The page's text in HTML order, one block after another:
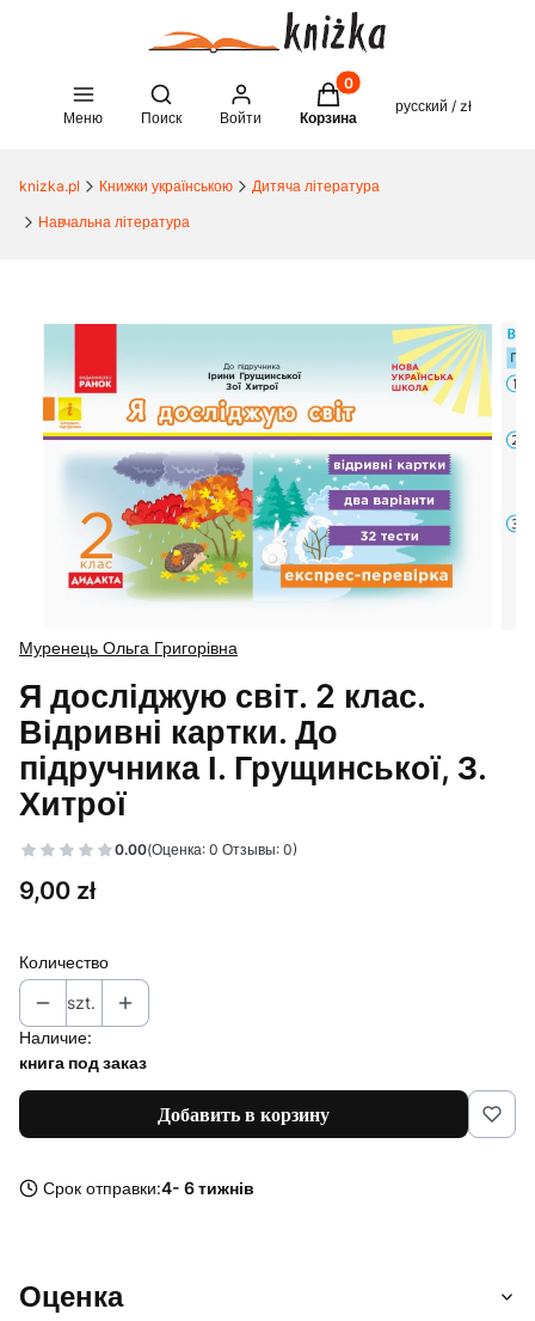
Меню
Open search engine
Поиск Войти
Товары в корзине: 0.
Корзина
русский / zł
knizka.pl Книжки українською
Дитяча література
Навчальна література
Муренець Ольга Григорівна
Я досліджую світ. 2 клас.
Відривні картки. До
підручника І. Грущинської, З.
Хитрої
0.00(Оценка: 0 Отзывы: 0)
Цена
9,00 zł
Количество
szt.
Наличие:
книга под заказ
Добавить в корзину
Срок отправки:4- 6 тижнів
Оценка